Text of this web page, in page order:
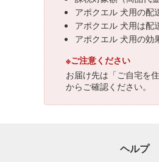
アポクエル 犬用の配
アポクエル 犬用は配
アポクエル 犬用の効
※ご注意ください
お届け先は「ご自宅を
からご確認ください。
ヘルプ